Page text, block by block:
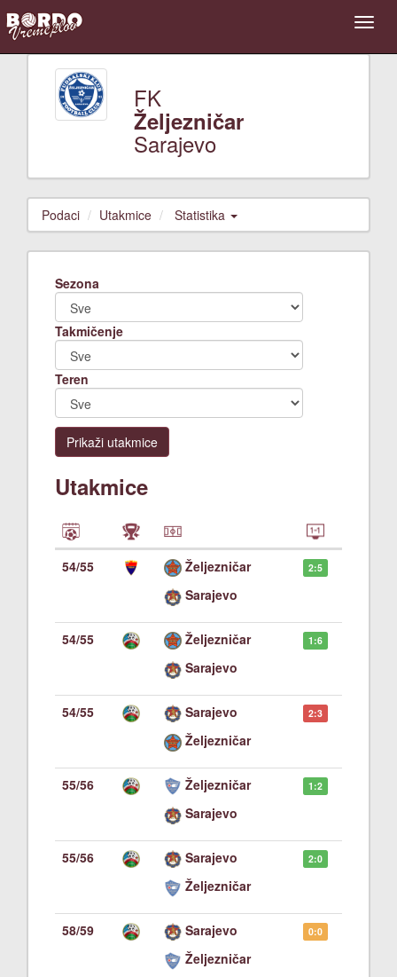
FK
Željezničar
Sarajevo
Podaci Utakmice Statistika
Sezona
Takmičenje
Teren
Prikaži utakmice
Utakmice
54/55
Željezničar
Sarajevo
2:5
54/55
Željezničar
Sarajevo
1:6
54/55
Sarajevo
Željezničar
2:3
55/56
Željezničar
Sarajevo
1:2
55/56
Sarajevo
Željezničar
2:0
58/59
Sarajevo
Željezničar
0:0